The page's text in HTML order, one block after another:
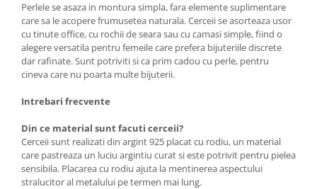
Perlele se asaza in montura simpla, fara elemente suplimentare
care sa le acopere frumusetea naturala. Cerceii se asorteaza usor
cu tinute office, cu rochii de seara sau cu camasi simple, fiind o
alegere versatila pentru femeile care prefera bijuteriile discrete
dar rafinate. Sunt potriviti si ca prim cadou cu perle, pentru
cineva care nu poarta multe bijuterii.
Intrebari frecvente
Din ce material sunt facuti cerceii?
Cerceii sunt realizati din argint 925 placat cu rodiu, un material
care pastreaza un luciu argintiu curat si este potrivit pentru pielea
sensibila. Placarea cu rodiu ajuta la mentinerea aspectului
stralucitor al metalului pe termen mai lung.